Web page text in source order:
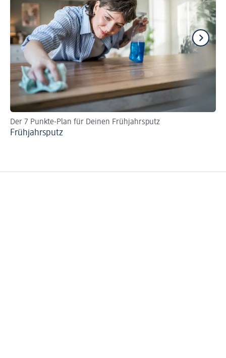
Der 7 Punkte-Plan für Deinen Frühjahrsputz
Frühjahrsputz